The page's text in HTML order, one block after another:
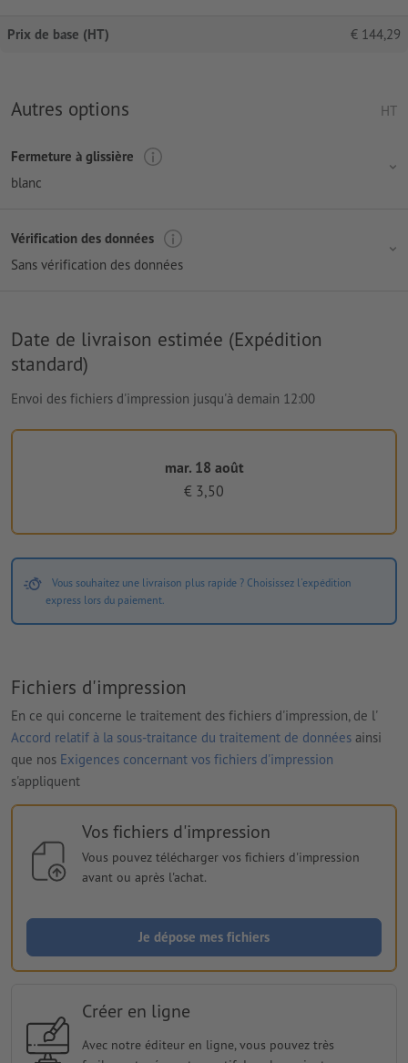
Prix de base (HT) € 144,29
Autres options HT
Fermeture à glissière
blanc
Vérification des données
Sans vérification des données
Date de livraison estimée (Expédition
standard)
Envoi des fichiers d'impression jusqu'à demain 12:00
mar. 18 août
€ 3,50
Vous souhaitez une livraison plus rapide ? Choisissez l'expédition
express lors du paiement.
Fichiers d'impression
En ce qui concerne le traitement des fichiers d'impression, de l'
Accord relatif à la sous-traitance du traitement de données ainsi
que nos Exigences concernant vos fichiers d'impression
s'appliquent
Vos fichiers d'impression
Vous pouvez télécharger vos fichiers d'impression
avant ou après l'achat.
Je dépose mes fichiers
Créer en ligne
Avec notre éditeur en ligne, vous pouvez très